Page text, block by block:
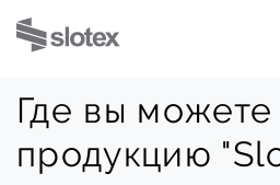
Где вы можете
продукцию